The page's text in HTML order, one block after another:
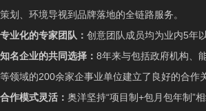
策划、环境导视到品牌落地的全链路服务。
专业化的专家团队： 创意团队成员均为业内5年
知名企业的共同选择： 8年来与包括政府机构、
等领域的200余家企事业单位建立了良好的合作
合作模式灵活： 奥洋坚持“项目制+包月包年制”